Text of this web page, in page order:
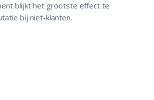
blijkt het grootste effect te
bij niet-klanten.